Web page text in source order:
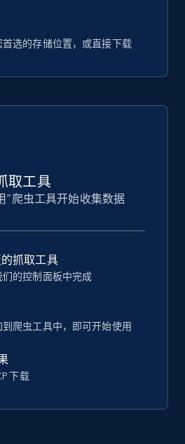
选的存储位置，或直接下载
取工具
”爬虫工具开始收集数据
抓取工具
的控制面板中完成
爬虫工具中，即可开始使用
下载